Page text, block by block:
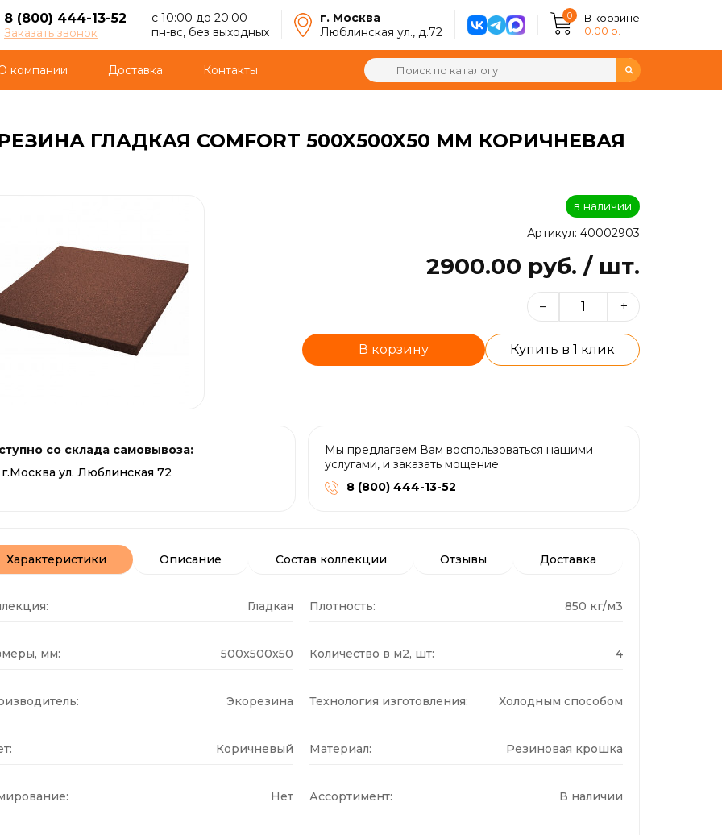
8 (800) 444-13-52
Заказать звонок
с 10:00 до 20:00
пн-вс, без выходных
г. Москва
Люблинская ул., д.72
0
В корзине
0.00 р.
компании Доставка Контакты
ГЛАДКАЯ COMFORT 500X500X50 ММ КОРИЧНЕВАЯ
в наличии
Артикул: 40002903
2900.00 руб. / шт.
– +
В корзину Купить в 1 клик
со склада самовывоза:
г.Москва ул. Люблинская 72
Мы предлагаем Вам воспользоваться нашими
услугами, и заказать мощение
8 (800) 444-13-52
Характеристики Описание Состав коллекции Отзывы Доставка
Гладкая Плотность: 850 кг/м3
мм: 500x500x50 Количество в м2, шт: 4
Экорезина Технология изготовления: Холодным способом
Коричневый Материал: Резиновая крошка
Нет Ассортимент: В наличии